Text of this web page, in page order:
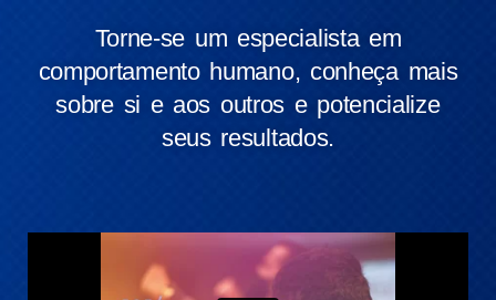
Torne-se um especialista em
comportamento humano, conheça mais
sobre si e aos outros e potencialize
seus resultados.